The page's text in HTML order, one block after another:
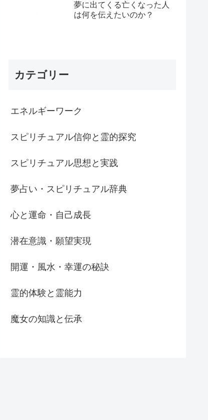
夢に出てくる亡くなった人
は何を伝えたいのか？
カテゴリー
エネルギーワーク
スピリチュアル信仰と霊的探究
スピリチュアル思想と実践
夢占い・スピリチュアル辞典
心と運命・自己成長
潜在意識・願望実現
開運・風水・幸運の秘訣
霊的体験と霊能力
魔女の知識と伝承